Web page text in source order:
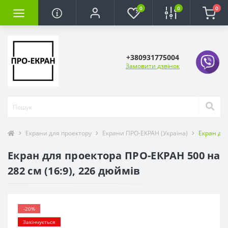
0 0 0
+380931775004
Замовити дзвінок
Екрани для проектору Екрани ПРО-ЕКРАН (Україна) Екран
Екран для проектора ПРО-ЕКРАН 500 на
282 см (16:9), 226 дюймів
-20%
Закінчується